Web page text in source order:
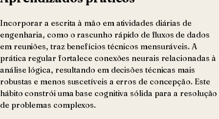
Incorporar a escrita à mão em atividades diárias de
engenharia, como o rascunho rápido de fluxos de dados
em reuniões, traz benefícios técnicos mensuráveis. A
prática regular fortalece conexões neurais relacionadas à
análise lógica, resultando em decisões técnicas mais
robustas e menos suscetíveis a erros de concepção. Este
hábito constrói uma base cognitiva sólida para a resolução
de problemas complexos.